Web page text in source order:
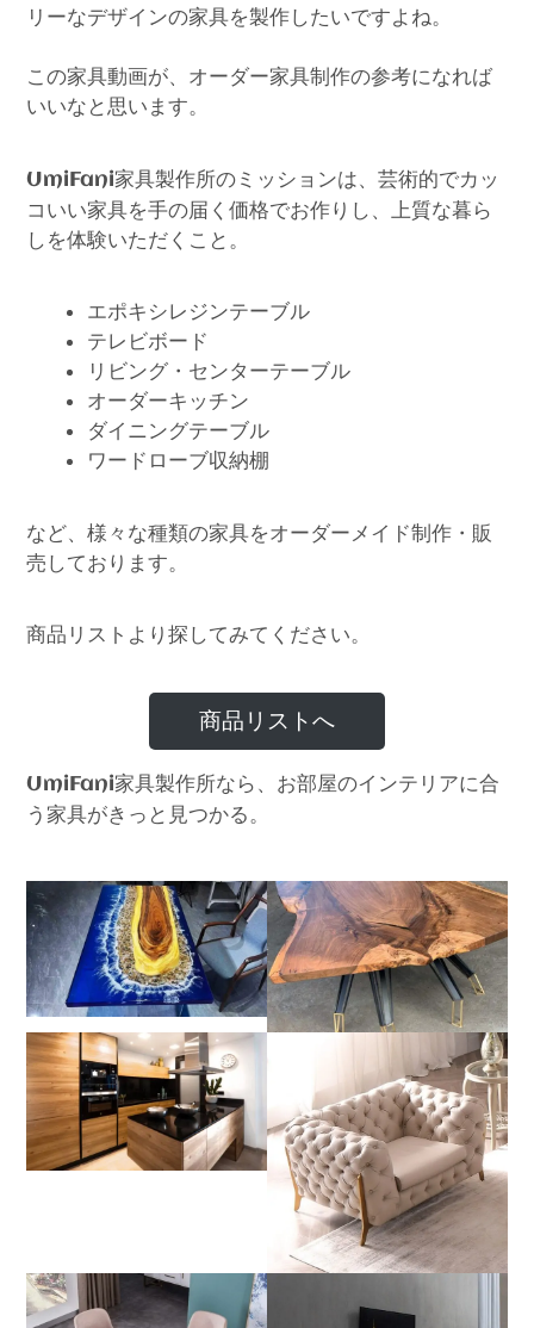
リーなデザインの家具を製作したいですよね。
この家具動画が、オーダー家具制作の参考になれば
いいなと思います。
UmiFani家具製作所のミッションは、芸術的でカッ
コいい家具を手の届く価格でお作りし、上質な暮ら
しを体験いただくこと。
エポキシレジンテーブル
テレビボード
リビング・センターテーブル
オーダーキッチン
ダイニングテーブル
ワードローブ収納棚
など、様々な種類の家具をオーダーメイド制作・販
売しております。
商品リストより探してみてください。
商品リストへ
UmiFani家具製作所なら、お部屋のインテリアに合
う家具がきっと見つかる。